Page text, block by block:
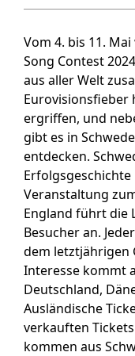
Vom 4. bis 11.
Song Contest
aus aller Welt
Eurovisionsfieber
ergriffen, und
gibt es in
entdecken.
Erfolgsgeschichte
Veranstaltung
England führt die
Besucher an.
dem letztjährigen
Interesse kommt
Deutschland,
Ausländische
verkauften
kommen aus